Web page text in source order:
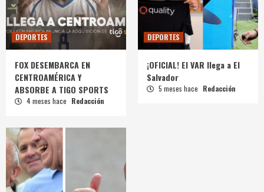
DEPORTES
FOX DESEMBARCA EN
CENTROAMÉRICA Y
ABSORBE A TIGO SPORTS
4 meses hace Redacción
DEPORTES
¡OFICIAL! El VAR llega a El
Salvador
5 meses hace Redacción